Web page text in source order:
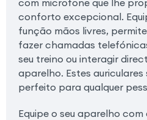
com microfone que lhe
conforto excepcional.
função mãos livres,
fazer chamadas
seu treino ou interagir
aparelho. Estes auriculares
perfeito para qualquer
Equipe o seu aparelho